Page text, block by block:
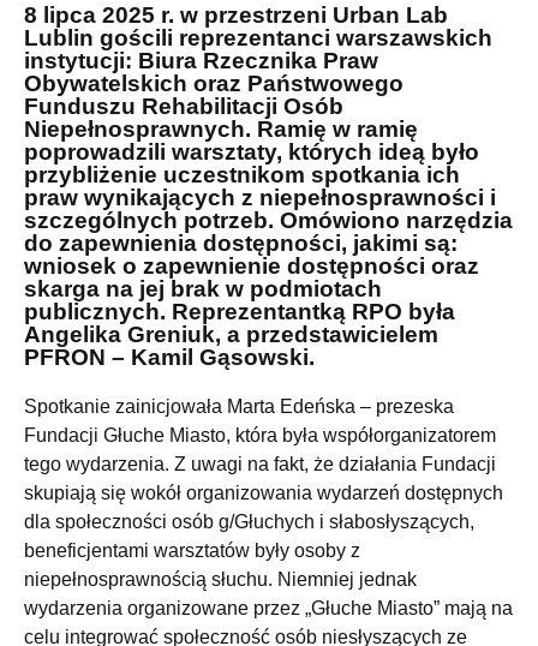
8 lipca 2025 r. w przestrzeni Urban Lab
Lublin gościli reprezentanci warszawskich
instytucji: Biura Rzecznika Praw
Obywatelskich oraz Państwowego
Funduszu Rehabilitacji Osób
Niepełnosprawnych. Ramię w ramię
poprowadzili warsztaty, których ideą było
przybliżenie uczestnikom spotkania ich
praw wynikających z niepełnosprawności i
szczególnych potrzeb. Omówiono narzędzia
do zapewnienia dostępności, jakimi są:
wniosek o zapewnienie dostępności oraz
skarga na jej brak w podmiotach
publicznych. Reprezentantką RPO była
Angelika Greniuk, a przedstawicielem
PFRON – Kamil Gąsowski.
Spotkanie zainicjowała Marta Edeńska – prezeska
Fundacji Głuche Miasto, która była współorganizatorem
tego wydarzenia. Z uwagi na fakt, że działania Fundacji
skupiają się wokół organizowania wydarzeń dostępnych
dla społeczności osób g/Głuchych i słabosłyszących,
beneficjentami warsztatów były osoby z
niepełnosprawnością słuchu. Niemniej jednak
wydarzenia organizowane przez „Głuche Miasto” mają na
celu integrować społeczność osób niesłyszących ze